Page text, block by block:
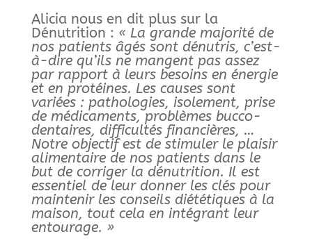
Alicia nous en dit plus sur la
Dénutrition : « La grande majorité de
nos patients âgés sont dénutris, c’est-
à-dire qu’ils ne mangent pas assez
par rapport à leurs besoins en énergie
et en protéines. Les causes sont
variées : pathologies, isolement, prise
de médicaments, problèmes bucco-
dentaires, difficultés financières, …
Notre objectif est de stimuler le plaisir
alimentaire de nos patients dans le
but de corriger la dénutrition. Il est
essentiel de leur donner les clés pour
maintenir les conseils diététiques à la
maison, tout cela en intégrant leur
entourage. »